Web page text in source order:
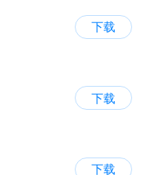
下载
下载
下载